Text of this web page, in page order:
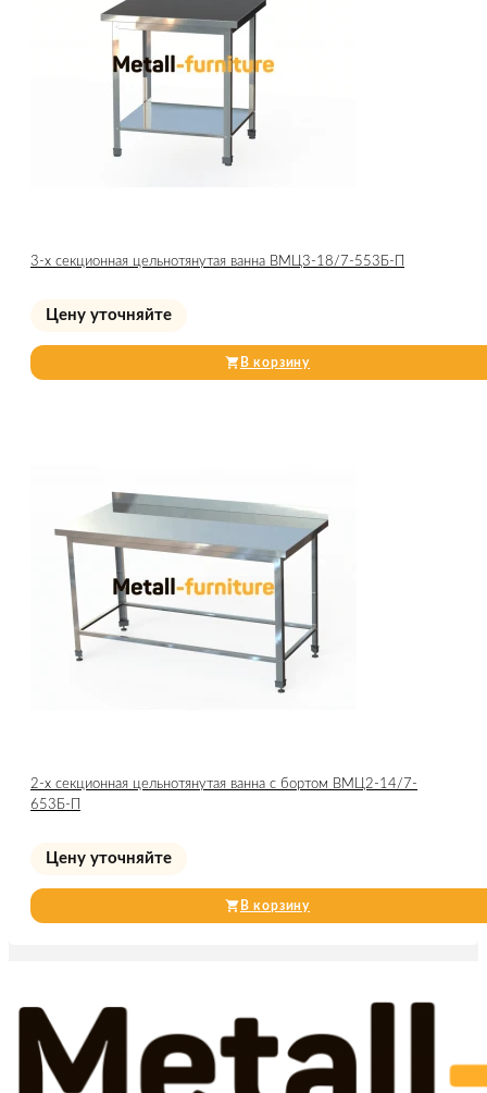
3-х секционная цельнотянутая ванна ВМЦ3-18/7-553Б-П
Цену уточняйте
В корзину
2-х секционная цельнотянутая ванна с бортом ВМЦ2-14/7-
653Б-П
Цену уточняйте
В корзину